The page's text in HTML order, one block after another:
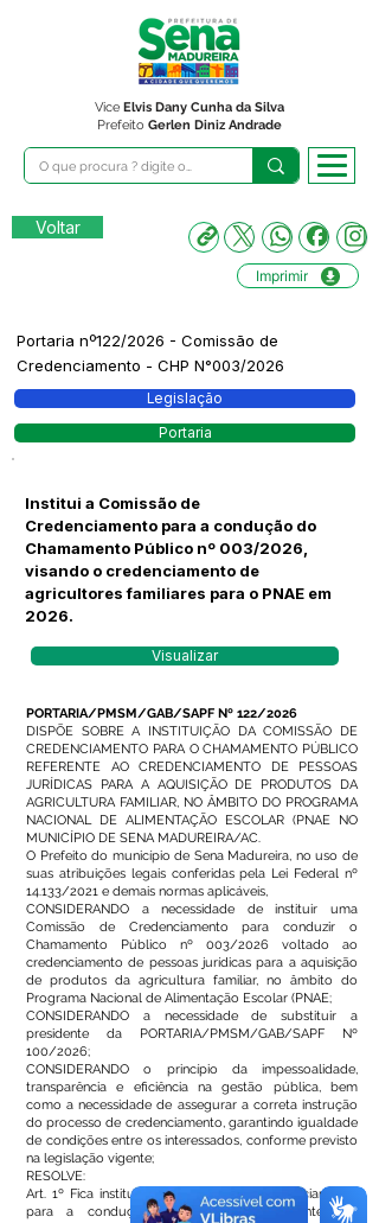
Prefeito Gerlen Diniz Andrade
Vice Elvis Dany Cunha da Silva
Voltar
Imprimir
Portaria nº122/2026 - Comissão de
Credenciamento - CHP N°003/2026
Legislação
Portaria
Institui a Comissão de
Credenciamento para a condução do
Chamamento Público nº 003/2026,
visando o credenciamento de
agricultores familiares para o PNAE em
2026.
Visualizar
PORTARIA/PMSM/GAB/SAPF Nº 122/2026
DISPÕE SOBRE A INSTITUIÇÃO DA COMISSÃO DE
CREDENCIAMENTO PARA O CHAMAMENTO PÚBLICO
REFERENTE AO CREDENCIAMENTO DE PESSOAS
JURÍDICAS PARA A AQUISIÇÃO DE PRODUTOS DA
AGRICULTURA FAMILIAR, NO ÂMBITO DO PROGRAMA
NACIONAL DE ALIMENTAÇÃO ESCOLAR (PNAE NO
MUNICÍPIO DE SENA MADUREIRA/AC.
O Prefeito do município de Sena Madureira, no uso de
suas atribuições legais conferidas pela Lei Federal nº
14.133/2021 e demais normas aplicáveis,
CONSIDERANDO a necessidade de instituir uma
Comissão de Credenciamento para conduzir o
Chamamento Público nº 003/2026 voltado ao
credenciamento de pessoas jurídicas para a aquisição
de produtos da agricultura familiar, no âmbito do
Programa Nacional de Alimentação Escolar (PNAE;
CONSIDERANDO a necessidade de substituir a
presidente da PORTARIA/PMSM/GAB/SAPF Nº
100/2026;
CONSIDERANDO o princípio da impessoalidade,
transparência e eficiência na gestão pública, bem
como a necessidade de assegurar a correta instrução
do processo de credenciamento, garantindo igualdade
de condições entre os interessados, conforme previsto
na legislação vigente;
RESOLVE:
Art. 1º Fica instituída a Comissão de Credenciamento
para a condução dos trabalhos referentes ao